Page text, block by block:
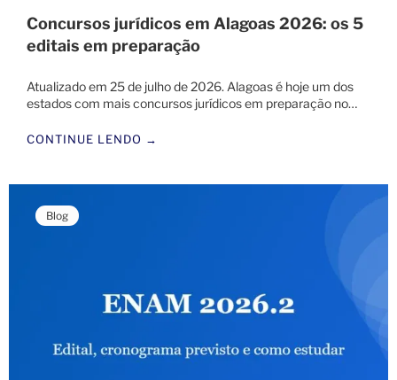
Concursos jurídicos em Alagoas 2026: os 5
editais em preparação
Atualizado em 25 de julho de 2026. Alagoas é hoje um dos
estados com mais concursos jurídicos em preparação no…
CONTINUE LENDO →
Blog